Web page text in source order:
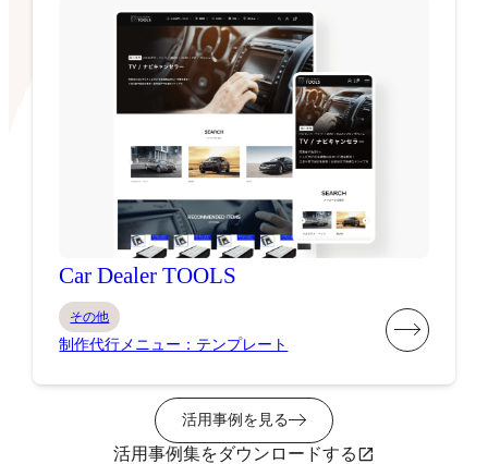
Car Dealer TOOLS
その他
制作代行メニュー：テンプレート
活用事例を見る
活用事例集をダウンロードする